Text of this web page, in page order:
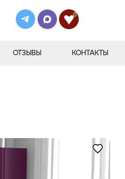
0
ОТЗЫВЫ КОНТАКТЫ